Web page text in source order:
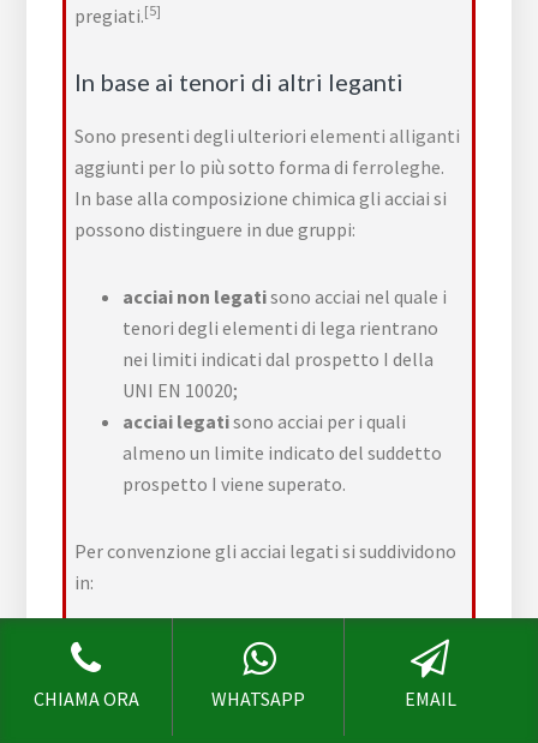
pregiati.[5]
In base ai tenori di altri leganti
Sono presenti degli ulteriorielementi alliganti
aggiunti per lo più sotto forma di ferroleghe.
In base alla composizione chimica gli acciai si
possono distinguere in due gruppi:
acciai non legatisono acciai nel quale i
tenori degli elementi di lega rientrano
nei limiti indicati dal prospetto I della
UNI EN 10020;
acciai legatisono acciai per i quali
almeno un limite indicato del suddetto
prospetto I viene superato.
Per convenzione gli acciai legati si suddividono
in:
: nessun elemento al di sopra
altolegati
: almeno un elemento di lega al
CHIAMA ORA WHATSAPP EMAIL